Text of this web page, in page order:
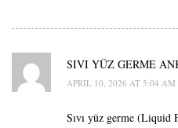
SIVI YÜZ GERME
APRIL 10, 2026 AT 5:04 AM
Sıvı yüz germe (Liquid